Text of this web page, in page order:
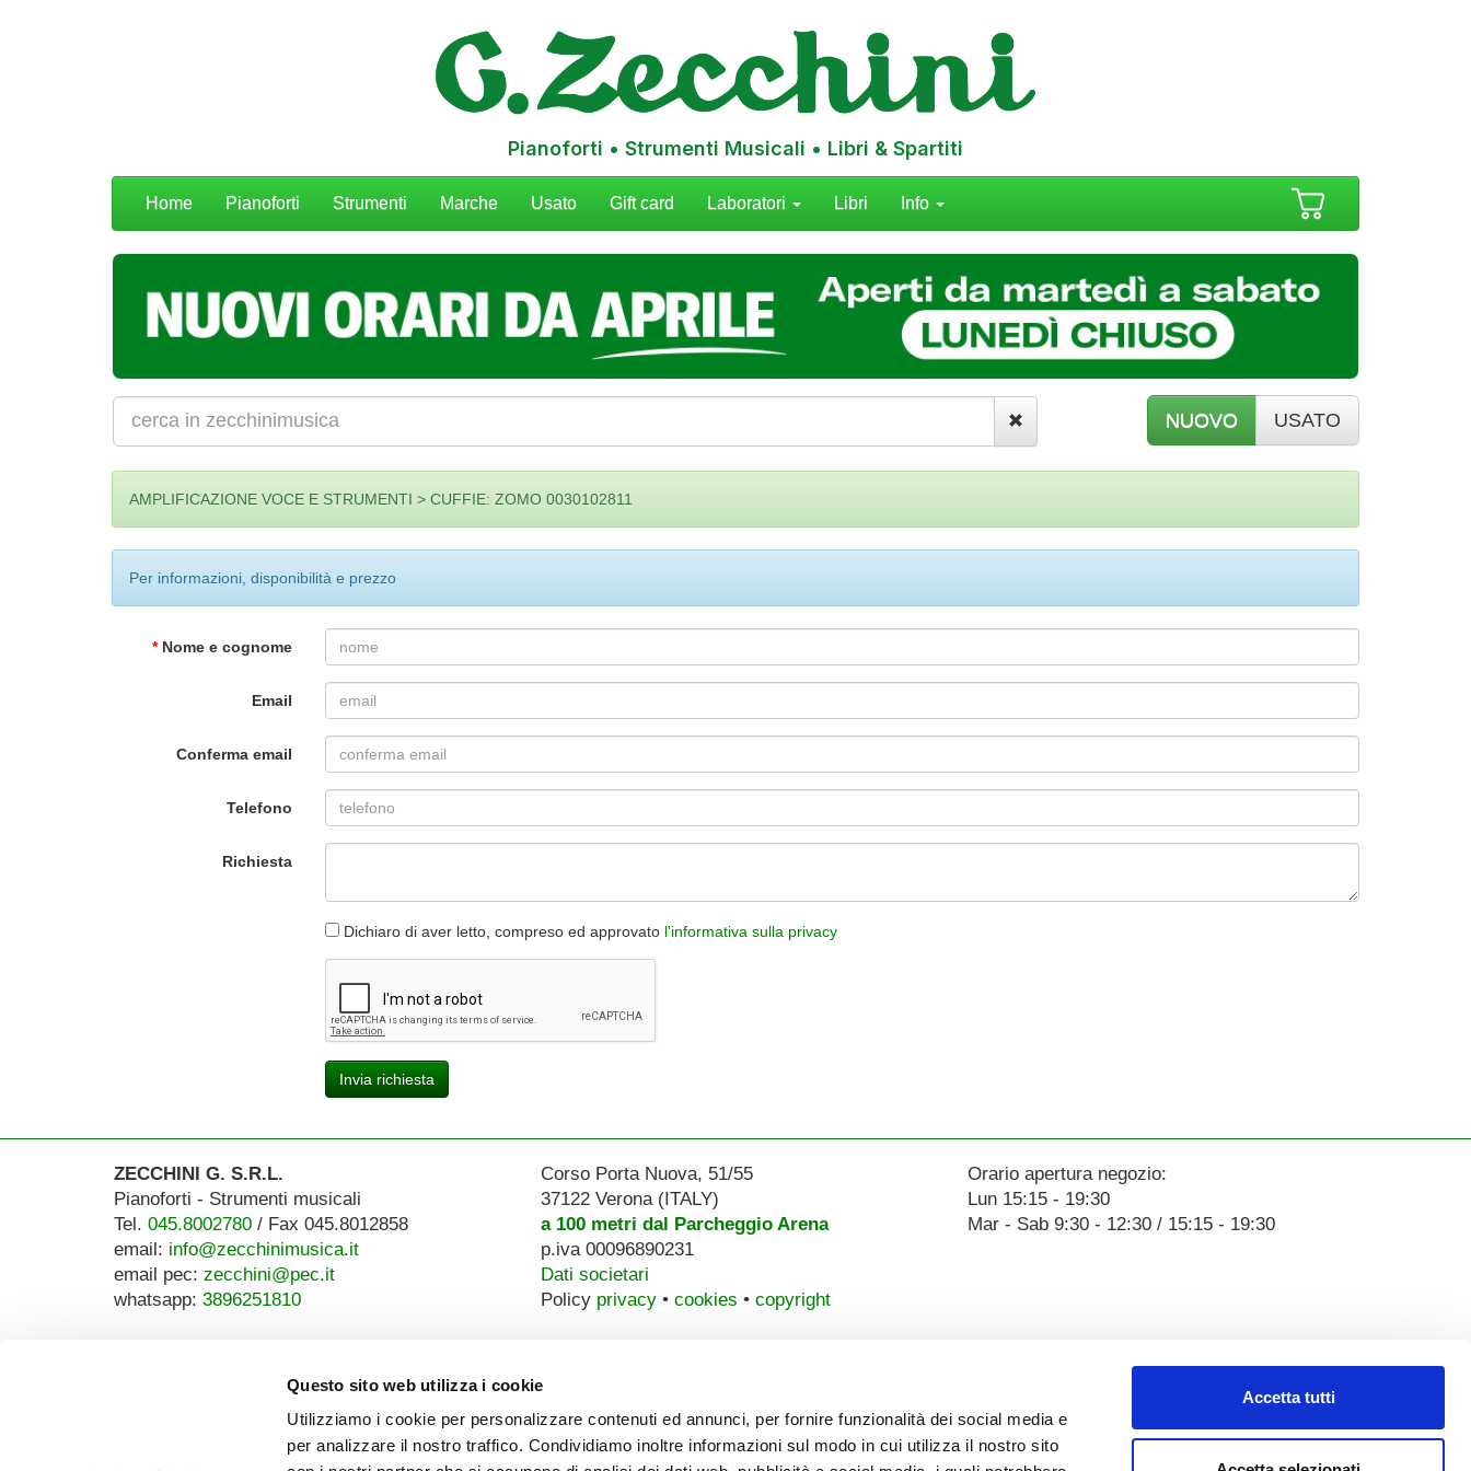
Questo sito web utilizza i cookie
Utilizziamo i cookie per personalizzare contenuti ed annunci, per fornire funzionalità dei social media e
per analizzare il nostro traffico. Condividiamo inoltre informazioni sul modo in cui utilizza il nostro sito
Accetta tutti
Pianoforti • Strumenti Musicali • Libri & Spartiti
navigazione
Home Pianoforti Strumenti Marche Usato Gift card Laboratori Libri Info
NUOVO USATO
AMPLIFICAZIONE VOCE E STRUMENTI > CUFFIE: ZOMO 0030102811
Per informazioni, disponibilità e prezzo
* Nome e cognome
Email
Conferma email
Telefono
Richiesta
Dichiaro di aver letto, compreso ed approvato l'informativa sulla privacy
Invia richiesta
ZECCHINI G. S.R.L.
Pianoforti - Strumenti musicali
Tel. 045.8002780/ Fax 045.8012858
email: info@zecchinimusica.it
email pec: zecchini@pec.it
whatsapp: 3896251810
Corso Porta Nuova, 51/55
37122 Verona (ITALY)
a 100 metri dal Parcheggio Arena
p.iva 00096890231
Dati societari
Policy privacy• cookies • copyright
Orario apertura negozio:
Lun 15:15 - 19:30
Mar - Sab 9:30 - 12:30 / 15:15 - 19:30